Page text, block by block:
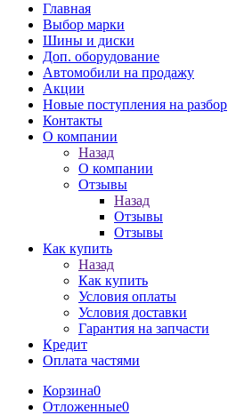
Главная
Выбор марки
Шины и диски
Доп. оборудование
Автомобили на продажу
Акции
Новые поступления на разбор
Контакты
О компании
Назад
О компании
Отзывы
Назад
Отзывы
Отзывы
Как купить
Назад
Как купить
Условия оплаты
Условия доставки
Гарантия на запчасти
Кредит
Оплата частями
Корзина0
Отложенные0